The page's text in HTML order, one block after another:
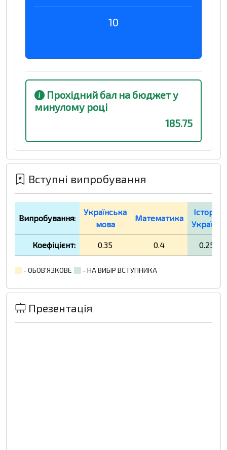
10
Прохідний бал на бюджет у
минулому році
185.75
Вступні випробування
Випробування:
Українська
мова
Математика
Історія
України
Коефіцієнт: 0.35 0.4 0.25
- ОБОВ'ЯЗКОВЕ - НА ВИБІР ВСТУПНИКА
Презентація